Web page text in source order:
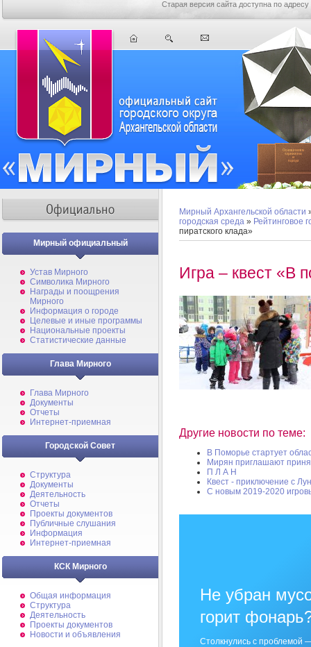
Старая версия сайта доступна по адресу
Мирный официальный
Устав Мирного
Символика Мирного
Награды и поощрения
Мирного
Информация о городе
Целевые и иные программы
Национальные проекты
Статистические данные
Глава Мирного
Глава Мирного
Документы
Отчеты
Интернет-приемная
Городской Совет
Структура
Документы
Деятельность
Отчеты
Проекты документов
Публичные слушания
Информация
Интернет-приемная
КСК Мирного
Общая информация
Структура
Деятельность
Проекты документов
Новости и объявления
Мирный Архангельской области
городская среда » Рейтинговое
пиратского клада»
Игра – квест «В
Другие новости по теме:
В Поморье стартует
Мирян приглашают
П Л А Н
Квест - приключение с
С новым 2019-2020
Не убран
горит
Столкнулись с проблемой